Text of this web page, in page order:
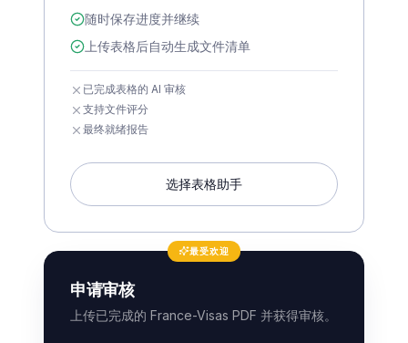
随时保存进度并继续
上传表格后自动生成文件清单
已完成表格的 AI 审核
支持文件评分
最终就绪报告
选择表格助手
最受欢迎
申请审核
上传已完成的 France-Visas PDF 并获得审核。